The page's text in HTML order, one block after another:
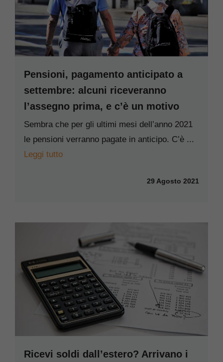
Pensioni, pagamento anticipato a
settembre: alcuni riceveranno
l’assegno prima, e c’è un motivo
Sembra che per gli ultimi mesi dell’anno 2021
le pensioni verranno pagate in anticipo. C’è ...
Leggi tutto
29 Agosto 2021
Ricevi soldi dall’estero? Arrivano i